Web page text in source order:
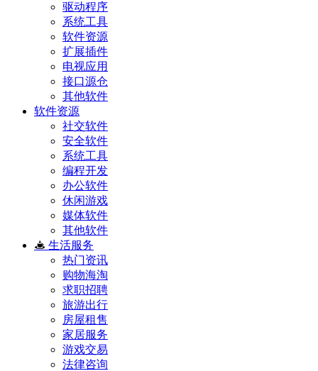
驱动程序
系统工具
软件资源
扩展插件
电视应用
接口源仓
其他软件
软件资源
社交软件
安全软件
系统工具
编程开发
办公软件
休闲游戏
媒体软件
其他软件
生活服务
热门资讯
购物海淘
求职招聘
旅游出行
房屋租售
家居服务
游戏交易
法律咨询